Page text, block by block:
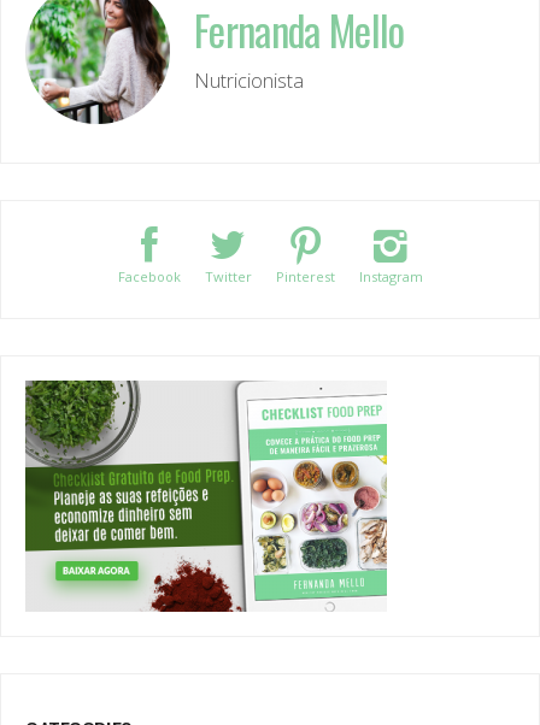
Nutricionista
Facebook Twitter Pinterest Instagram